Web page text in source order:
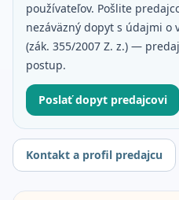
používateľov. Pošlite
nezáväzný dopyt s údajmi o
(zák. 355/2007 Z. z.) —
postup.
Poslať dopyt predajcovi
Kontakt a profil predajcu